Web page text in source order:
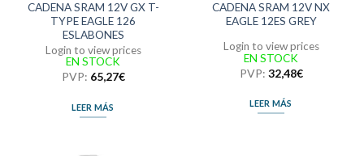
CADENA SRAM 12V GX T-
TYPE EAGLE 126
ESLABONES
Login to view prices
EN STOCK
PVP: 65,27€
LEER MÁS
CADENA SRAM 12V NX
EAGLE 12ES GREY
Login to view prices
EN STOCK
PVP: 32,48€
LEER MÁS